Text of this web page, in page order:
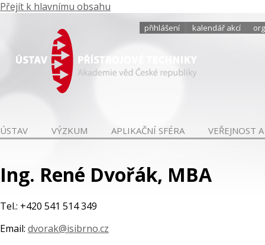
Přejít k hlavnímu obsahu
přihlášení kalendář akcí
ÚSTAV VÝZKUM APLIKAČNÍ SFÉRA VEŘEJNOST
Ing. René Dvořák, MBA
Tel.: +420 541 514 349
Email: dvorak@isibrno.cz